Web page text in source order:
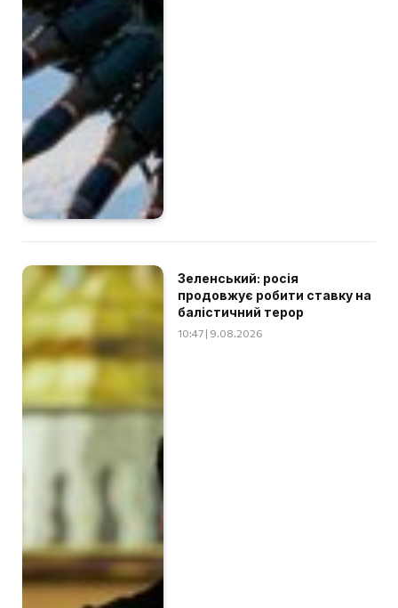
Зеленський: росія
продовжує робити ставку на
балістичний терор
10:47 | 9.08.2026